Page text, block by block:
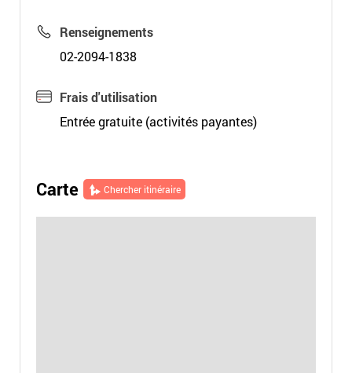
Renseignements
02-2094-1838
Frais d'utilisation
Entrée gratuite (activités payantes)
Carte Chercher itinéraire